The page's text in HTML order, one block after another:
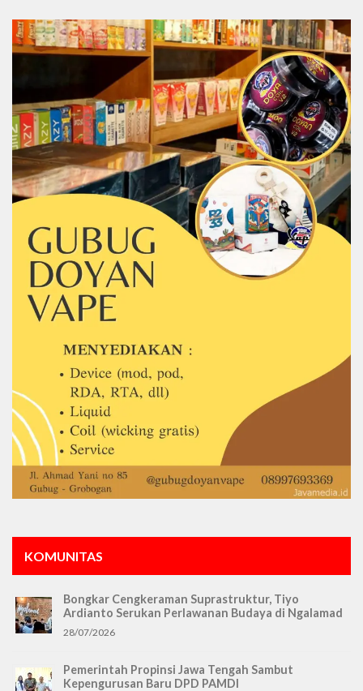
KOMUNITAS
Bongkar Cengkeraman Suprastruktur, Tiyo
Ardianto Serukan Perlawanan Budaya di Ngalamad
28/07/2026
Pemerintah Propinsi Jawa Tengah Sambut
Kepengurusan Baru DPD PAMDI